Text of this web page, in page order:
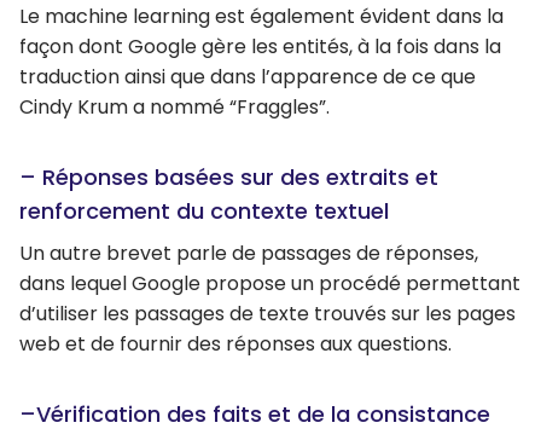
Le machine learning est également évident dans la
façon dont Google gère les entités, à la fois dans la
traduction ainsi que dans l’apparence de ce que
Cindy Krum a nommé “Fraggles”.
– Réponses basées sur des extraits et
renforcement du contexte textuel
Un autre brevet parle de passages de réponses,
dans lequel Google propose un procédé permettant
d’utiliser les passages de texte trouvés sur les pages
web et de fournir des réponses aux questions.
–Vérification des faits et de la consistance